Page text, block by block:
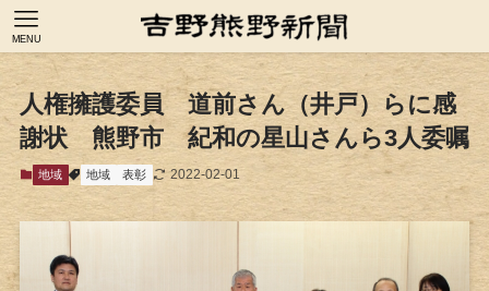
MENU
人権擁護委員 道前さん（井戸）らに感
謝状 熊野市 紀和の星山さんら3人委嘱
地域 地域 表彰 2022-02-01